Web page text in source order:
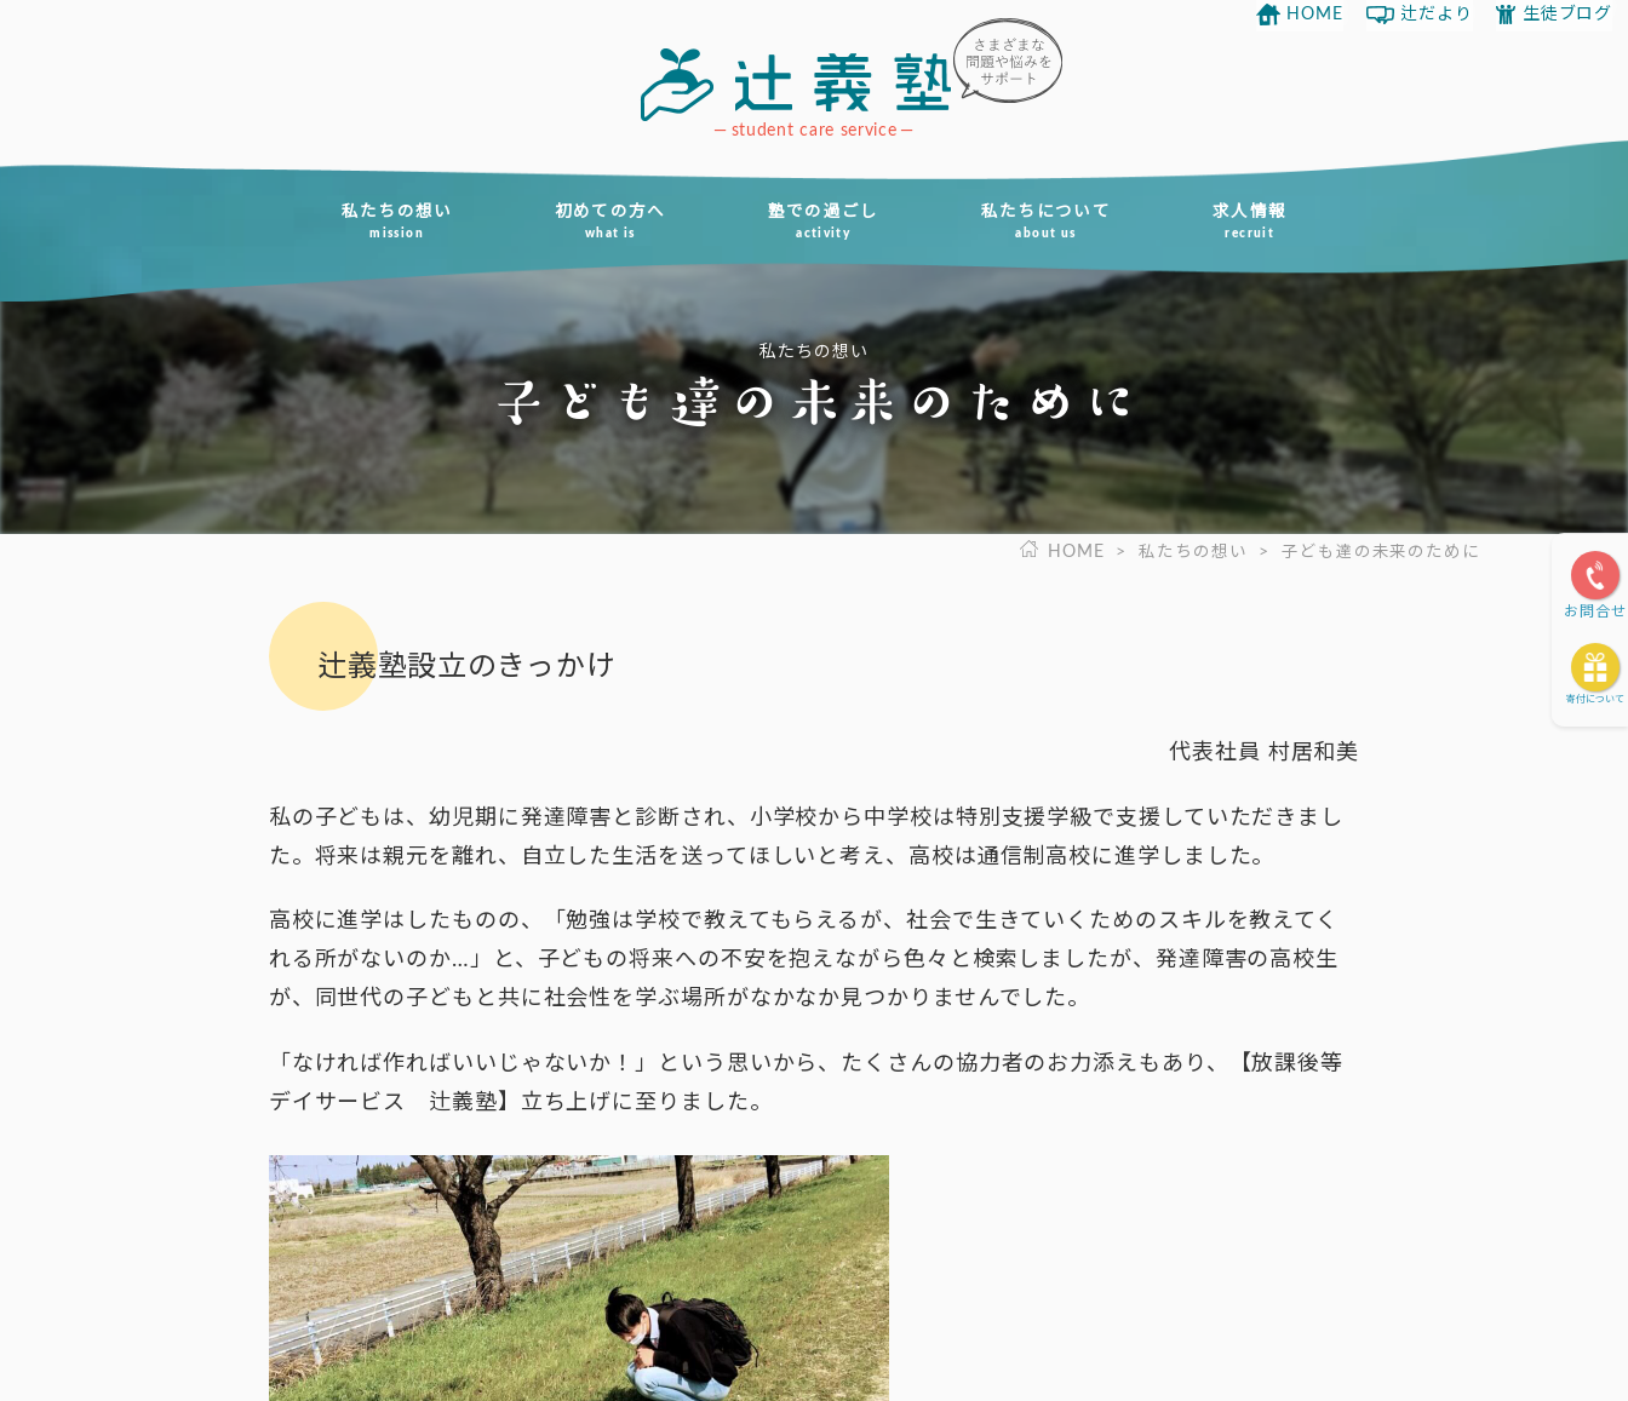
ツ
student care service
私たちの想い
mission
初めての方へ
what is
塾での過ごし
activity
私たちについて
about us
求人情報
recruit
HOME 辻だより 生徒ブログ
お問合せ
寄付について
私たちの想い
子ども達の未来のために
HOME > 私たちの想い > 子ども達の未来のために
辻義塾設立のきっかけ
代表社員 村居和美
私の子どもは、幼児期に発達障害と診断され、小学校から中学校は特別支援学級で支援していただきまし
た。将来は親元を離れ、自立した生活を送ってほしいと考え、高校は通信制高校に進学しました。
高校に進学はしたものの、「勉強は学校で教えてもらえるが、社会で生きていくためのスキルを教えてく
れる所がないのか…」と、子どもの将来への不安を抱えながら色々と検索しましたが、発達障害の高校生
が、同世代の子どもと共に社会性を学ぶ場所がなかなか見つかりませんでした。
「なければ作ればいいじゃないか！」という思いから、たくさんの協力者のお力添えもあり、【放課後等
デイサービス 辻義塾】立ち上げに至りました。